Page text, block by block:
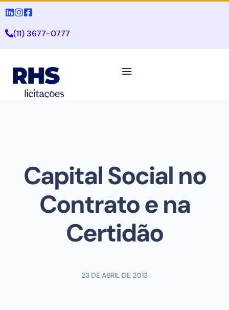
(11) 3677-0777
Capital Social no
Contrato e na
Certidão
23 DE ABRIL DE 2013